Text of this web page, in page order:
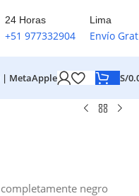
24 Horas
+51 977332904
Lima
Envío
| MetaApple S/
negro